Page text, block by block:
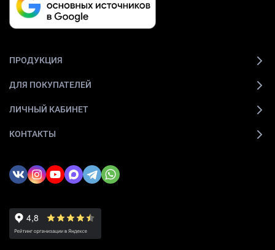
ПРОДУКЦИЯ
ДЛЯ ПОКУПАТЕЛЕЙ
ЛИЧНЫЙ КАБИНЕТ
КОНТАКТЫ